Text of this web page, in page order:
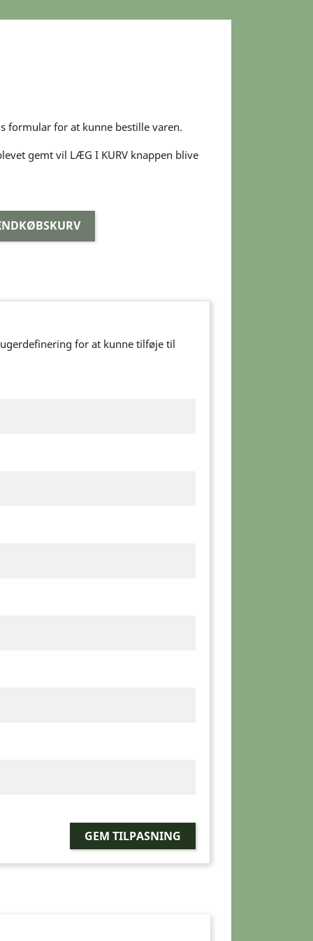
formular for at kunne bestille varen.
gemt vil LÆG I KURV knappen blive
for at kunne tilføje til
GEM TILPASNING